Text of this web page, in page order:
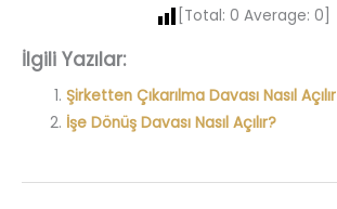
[Total: 0 Average: 0
İlgili Yazılar:
Şirketten Çıkarılma Davası Nasıl Açılır
İşe Dönüş Davası Nasıl Açılır?